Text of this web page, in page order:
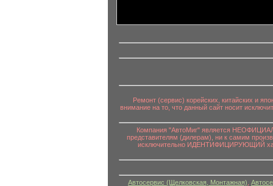
информационный контент
Ремонт (сервис) корейских, китайских и
внимание на то, что данный сайт носит
Компания "АвтоМиг" является
представителям (дилерам), ни к самим
исключительно ИДЕНТИФИЦИРУЮЩИЙ
Автосервис (Щелковская, Монтажная)